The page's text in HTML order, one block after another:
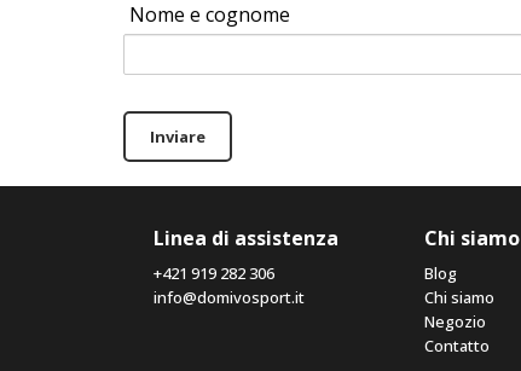
Nome e cognome
Inviare
Linea di assistenza
+421 919 282 306
info@domivosport.it
Chi siamo
Blog
Chi siamo
Negozio
Contatto